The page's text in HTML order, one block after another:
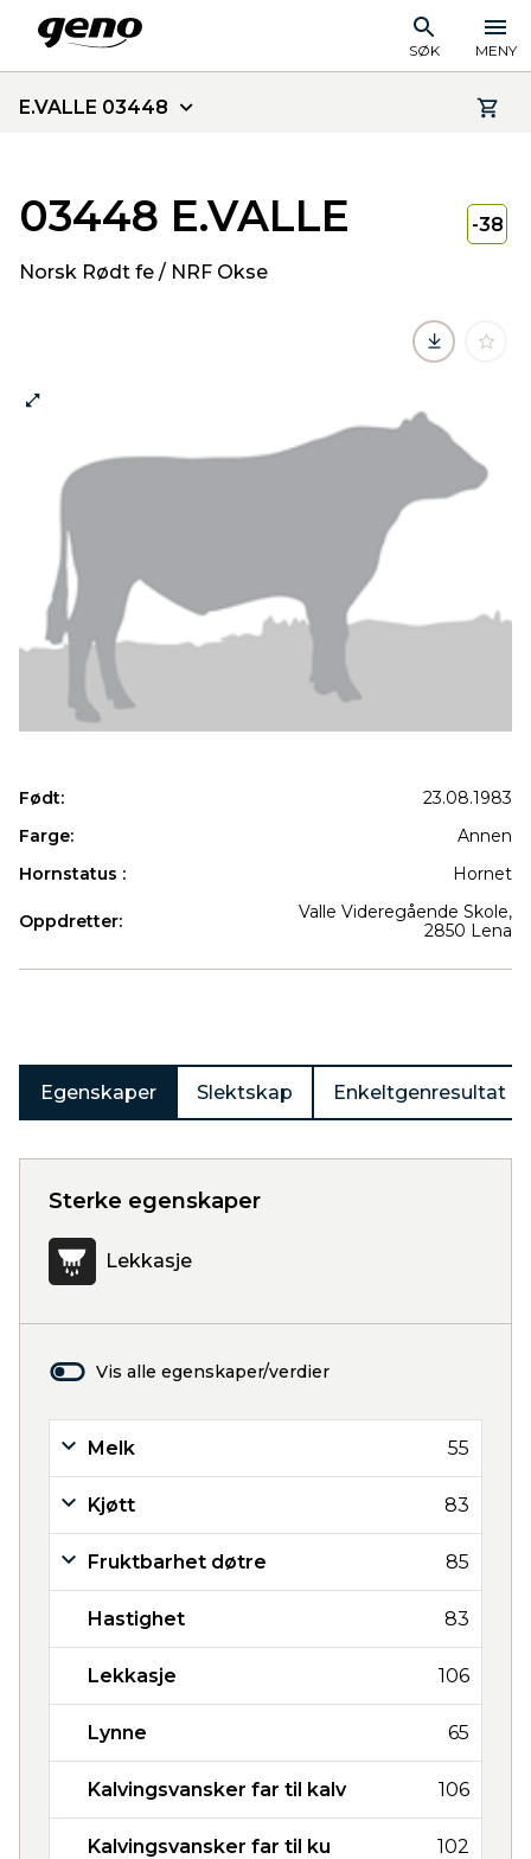
SØK MENY
E.VALLE 03448
03448 E.VALLE
Norsk Rødt fe / NRF Okse
-38
Født:
23.08.1983
Farge:
Annen
Hornstatus :
Hornet
Oppdretter:
Valle Videregående Skole,
2850 Lena
Egenskaper Slektskap Enkeltgenresultat
Sterke egenskaper
Lekkasje
Vis alle egenskaper/verdier
Melk 55
Kjøtt 83
Fruktbarhet døtre 85
Hastighet 83
Lekkasje 106
Lynne 65
Kalvingsvansker far til kalv 106
Kalvingsvansker far til ku 102